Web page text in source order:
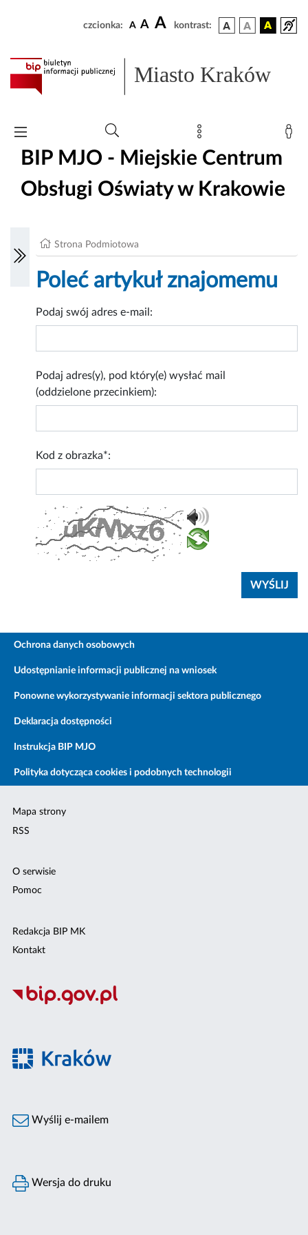
czcionka: A A A kontrast:
Miasto Kraków
BIP MJO - Miejskie Centrum
Obsługi Oświaty w Krakowie
Strona Podmiotowa
Poleć artykuł znajomemu
Podaj swój adres e-mail:
Podaj adres(y), pod który(e) wysłać mail
(oddzielone przecinkiem):
Kod z obrazka*:
Ochrona danych osobowych
Udostępnianie informacji publicznej na wniosek
Ponowne wykorzystywanie informacji sektora publicznego
Deklaracja dostępności
Instrukcja BIP MJO
Polityka dotycząca cookies i podobnych technologii
Mapa strony
RSS
O serwisie
Pomoc
Redakcja BIP MK
Kontakt
Wyślij e-mailem
Wersja do druku